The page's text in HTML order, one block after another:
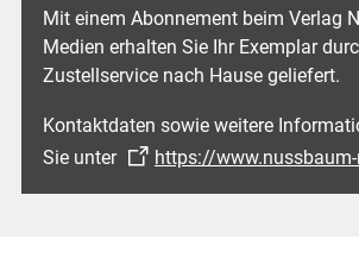
Mit einem Abonnement beim Verlag
Medien erhalten Sie Ihr Exemplar
Zustellservice nach Hause geliefert.
Kontaktdaten sowie weitere
Sie unter
https://